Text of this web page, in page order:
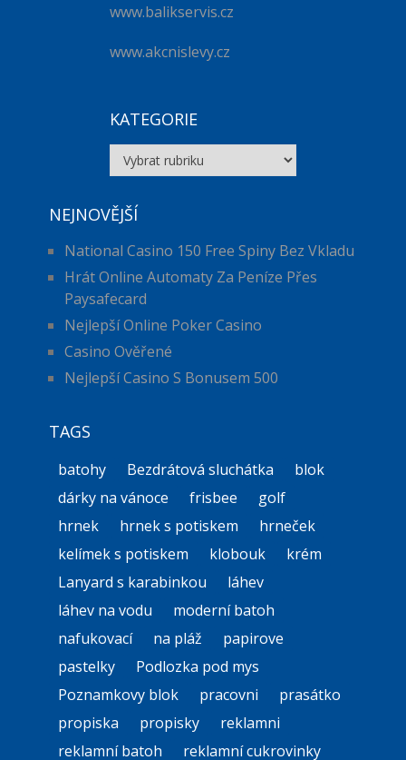
www.balikservis.cz
www.akcnislevy.cz
KATEGORIE
Kategorie
NEJNOVĚJŠÍ
National Casino 150 Free Spiny Bez Vkladu
Hrát Online Automaty Za Peníze Přes
Paysafecard
Nejlepší Online Poker Casino
Casino Ověřené
Nejlepší Casino S Bonusem 500
TAGS
batohy Bezdrátová sluchátka
blok
dárky na vánoce
frisbee
golf
hrnek
hrnek s potiskem
hrneček
kelímek s potiskem
klobouk
krém
Lanyard s karabinkou
láhev
láhev na vodu
moderní batoh
nafukovací
na pláž
papirove
pastelky
Podlozka pod mys
Poznamkovy blok
pracovni
prasátko
propiska
propisky
reklamni
reklamní batoh
reklamní cukrovinky